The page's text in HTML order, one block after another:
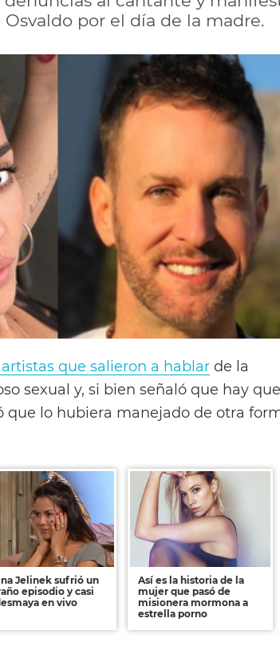
por el día de la madre.
artistas que salieron a hablar de la
sexual y, si bien señaló que hay que
que lo hubiera manejado de otra
Jelinek sufrió un
episodio y casi
en vivo
Así es la historia de la
mujer que pasó de
misionera mormona a
estrella porno